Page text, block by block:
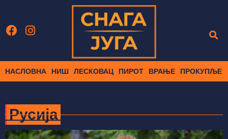
НАСЛОВНА НИШ ЛЕСКОВАЦ ПИРОТ ВРАЊЕ ПРОКУПЉЕ
Русија